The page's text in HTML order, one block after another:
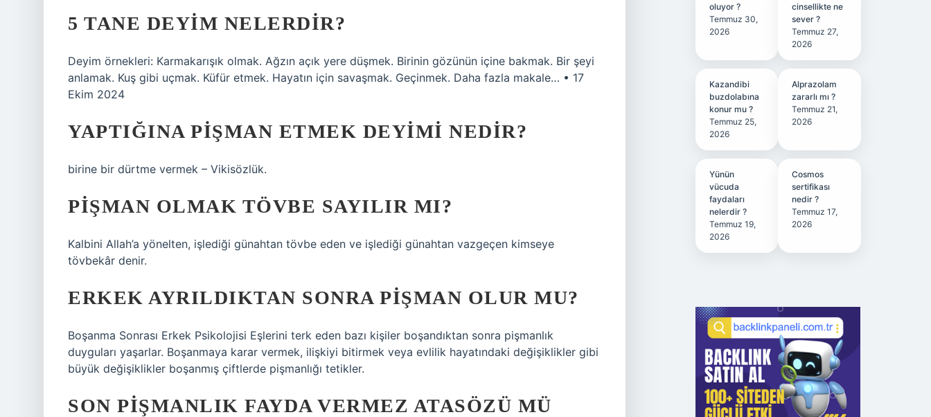
5 TANE DEYIM NELERDIR?
Deyim örnekleri: Karmakarışık olmak. Ağzın açık yere düşmek. Birinin gözünün içine bakmak. Bir şeyi
anlamak. Kuş gibi uçmak. Küfür etmek. Hayatın için savaşmak. Geçinmek. Daha fazla makale… • 17
Ekim 2024
YAPTIĞINA PIŞMAN ETMEK DEYIMI NEDIR?
birine bir dürtme vermek – Vikisözlük.
PIŞMAN OLMAK TÖVBE SAYILIR MI?
Kalbini Allah’a yönelten, işlediği günahtan tövbe eden ve işlediği günahtan vazgeçen kimseye
tövbekâr denir.
ERKEK AYRILDIKTAN SONRA PIŞMAN OLUR MU?
Boşanma Sonrası Erkek Psikolojisi Eşlerini terk eden bazı kişiler boşandıktan sonra pişmanlık
duyguları yaşarlar. Boşanmaya karar vermek, ilişkiyi bitirmek veya evlilik hayatındaki değişiklikler gibi
büyük değişiklikler boşanmış çiftlerde pişmanlığı tetikler.
SON PIŞMANLIK FAYDA VERMEZ ATASÖZÜ MÜ
oluyor ?
Temmuz 30,
2026
cinsellikte ne
sever ?
Temmuz 27,
2026
Kazandibi
buzdolabına
konur mu ?
Temmuz 25,
2026
Alprazolam
zararlı mı ?
Temmuz 21,
2026
Yünün
vücuda
faydaları
nelerdir ?
Temmuz 19,
2026
Cosmos
sertifikası
nedir ?
Temmuz 17,
2026